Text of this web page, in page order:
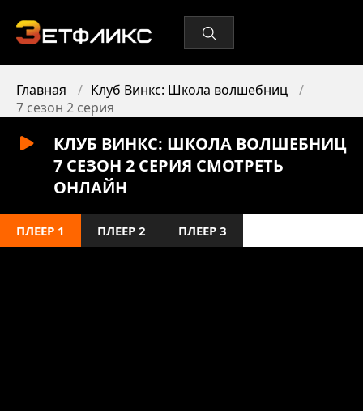
Главная
Клуб Винкс: Школа волшебниц
7 сезон 2 серия
КЛУБ ВИНКС: ШКОЛА ВОЛШЕБНИЦ
7 СЕЗОН 2 СЕРИЯ СМОТРЕТЬ
ОНЛАЙН
ПЛЕЕР 1 ПЛЕЕР 2 ПЛЕЕР 3